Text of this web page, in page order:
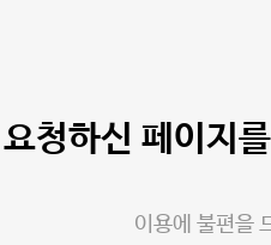
요청하신 페이지를
이용에 불편을